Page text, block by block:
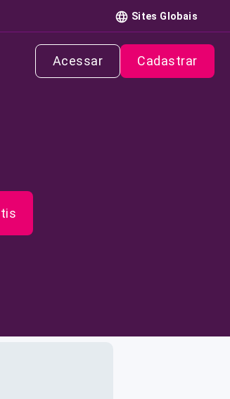
Sites Globais
Acessar Cadastrar